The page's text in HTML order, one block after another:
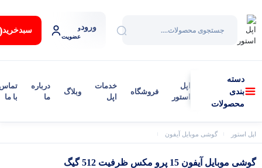
ورودو
عضویت
سبد‌خرید
دسته
بندی
محصولات
اپل
استور
فروشگاه
خدمات
اپل
وبلاگ
درباره
ما
با ما
اپل استور گوشی موبایل آیفون
گوشی موبایل آیفون 15 پرو مکس ظرفیت 512 گیگ